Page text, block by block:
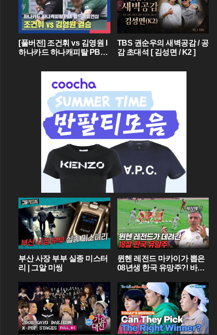
[풀버전] 조건휘 vs 김영원 I
하나카드 하나캐피탈 PBA
3.15 방송
TBS 권순우의 새벽공감 / 공
감 초대석 [ 김성면 / K2 ]
부산 사장 부부 실종 미스터
리 | 그알 미씽
뮌헨 레전드 마카이가 뽑은
08년생 한국 유망주?! 바이
4명이라니...